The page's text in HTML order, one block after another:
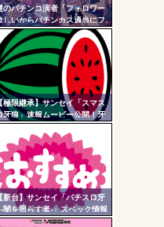
メの思い出ｗｗｗ
のパチンコ演者「フォロワー
しいからパチンカス適当にフ
ローしよう」「フォロー返し
来ないやつリムろ」←これで
回もフォローしてくるのウザ
がられてますよ
極限継承】サンセイ「スマス
牙狼」速報ムービー公開！牙
の名に恥じぬ出玉性能がパチ
ンコからスロットへ
【新台】サンセイ「パチスロ牙
闇を照らす者-」スペック情報
！純増約9.1枚のAT機、疑似